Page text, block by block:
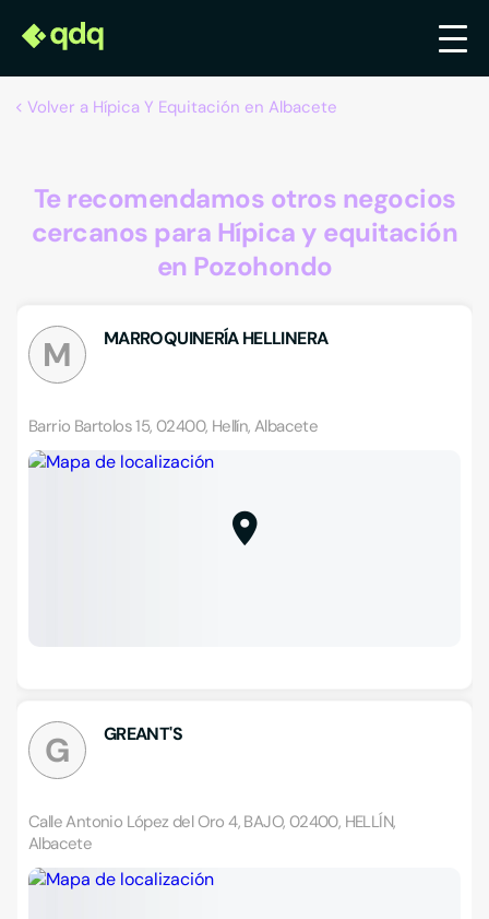
Volver a Hípica Y Equitación en Albacete
Te recomendamos otros negocios
cercanos para Hípica y equitación
en Pozohondo
M MARROQUINERÍA HELLINERA
Barrio Bartolos 15, 02400, Hellín, Albacete
G GREANT'S
Calle Antonio López del Oro 4, BAJO, 02400, HELLÍN,
Albacete